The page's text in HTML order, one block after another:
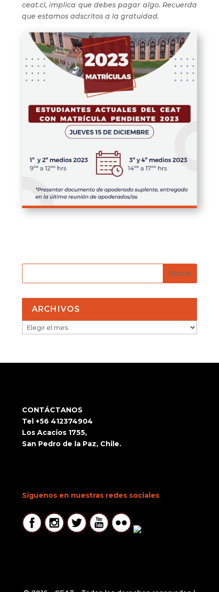
ceat.cl, implica que debes pagar algo. Recuerda
que estamos adscritos a la gratuidad.
ARCHIVOS
ARCHIVOS
CONTÁCTANOS
Tel +56 412374904
Los Acacios 1755,
San Pedro de la Paz, Chile.
Síguenos en nuestras redes sociales